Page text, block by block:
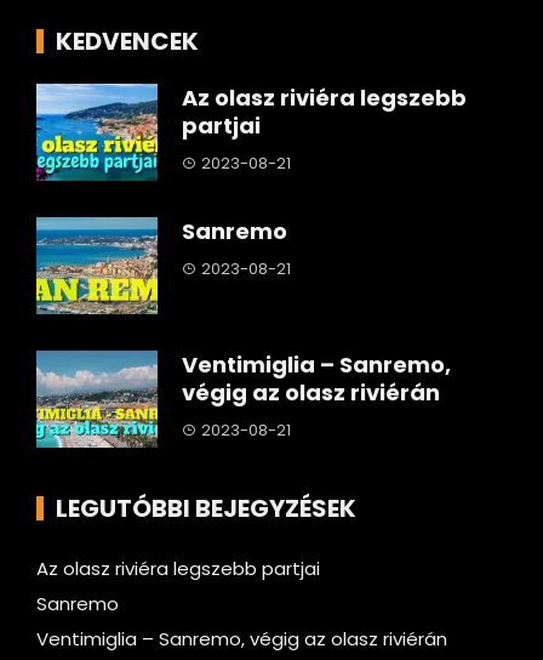
KEDVENCEK
Az olasz riviéra legszebb
partjai
2023-08-21
Sanremo
2023-08-21
Ventimiglia – Sanremo,
végig az olasz riviérán
2023-08-21
LEGUTÓBBI BEJEGYZÉSEK
Az olasz riviéra legszebb partjai
Sanremo
Ventimiglia – Sanremo, végig az olasz riviérán